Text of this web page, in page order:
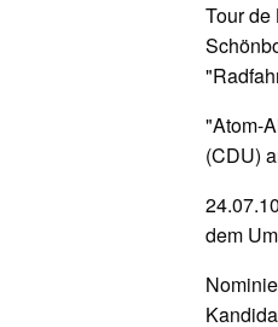
Tour de
"Atom-
(CDU)
dem